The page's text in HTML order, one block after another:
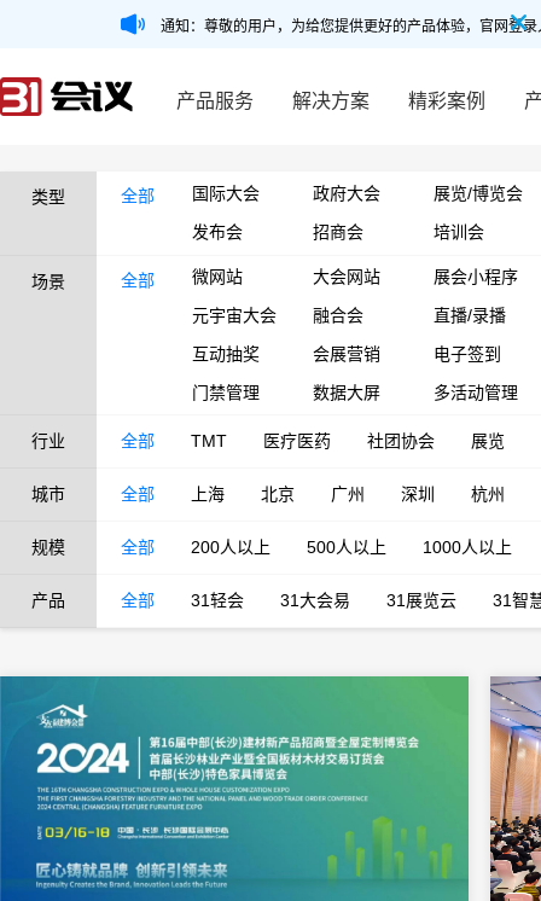
通知：尊敬的用户，为给您提供更好的产品体验，官网登
产品服务 解决方案 精彩案例
类型 全部 国际大会 政府大会
展览/博览会
发布会
招商会 培训会
场景 全部 微网站 大会网站
展会小程序
元宇宙大会
融合会
直播/录播
互动抽奖
会展营销
电子签到
门禁管理
数据大屏 多活动管理
行业 全部 TMT 医疗医药 社团协会 展览
城市 全部 上海 北京 广州 深圳 杭州
规模 全部 200人以上 500人以上 1000人以上
产品 全部 31轻会 31大会易 31展览云 31智